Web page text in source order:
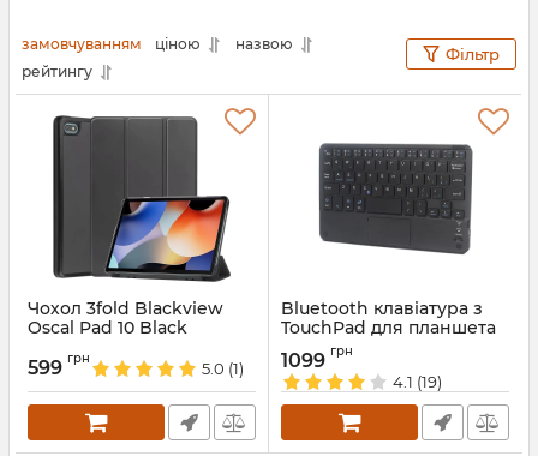
замовчуванням ціною
назвою
рейтингу
Фільтр
Чохол 3fold Blackview
Oscal Pad 10 Black
01000010000011007738
599 грн
5.0 (1)
Bluetooth клавіатура з
TouchPad для планшета
10 дюймів
Артикул: 2020
1099 грн
4.1 (19)